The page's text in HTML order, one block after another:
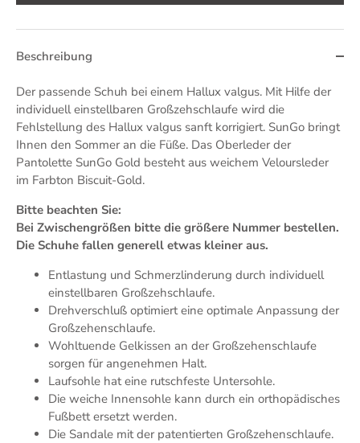
Beschreibung
Der passende Schuh bei einem Hallux valgus. Mit Hilfe der
individuell einstellbaren Großzehschlaufe wird die
Fehlstellung des Hallux valgus sanft korrigiert. SunGo bringt
Ihnen den Sommer an die Füße. Das Oberleder der
Pantolette SunGo Gold besteht aus weichem Veloursleder
im Farbton Biscuit-Gold.
Bitte beachten Sie:
Bei Zwischengrößen bitte die größere Nummer bestellen.
Die Schuhe fallen generell etwas kleiner aus.
Entlastung und Schmerzlinderung durch individuell
einstellbaren Großzehschlaufe.
Drehverschluß optimiert eine optimale Anpassung der
Großzehenschlaufe.
Wohltuende Gelkissen an der Großzehenschlaufe
sorgen für angenehmen Halt.
Laufsohle hat eine rutschfeste Untersohle.
Die weiche Innensohle kann durch ein orthopädisches
Fußbett ersetzt werden.
Die Sandale mit der patentierten Großzehenschlaufe.